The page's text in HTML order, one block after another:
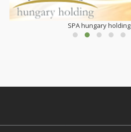
SPA hungary holding